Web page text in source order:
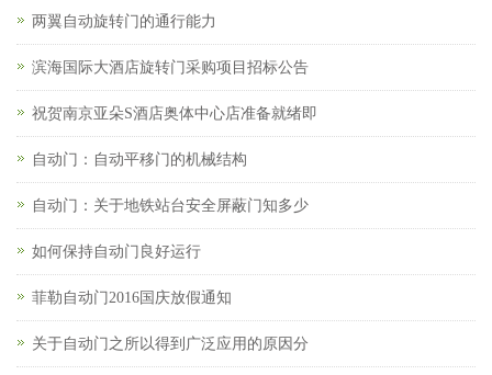
两翼自动旋转门的通行能力
滨海国际大酒店旋转门采购项目招标公告
祝贺南京亚朵S酒店奥体中心店准备就绪即
自动门：自动平移门的机械结构
自动门：关于地铁站台安全屏蔽门知多少
如何保持自动门良好运行
菲勒自动门2016国庆放假通知
关于自动门之所以得到广泛应用的原因分